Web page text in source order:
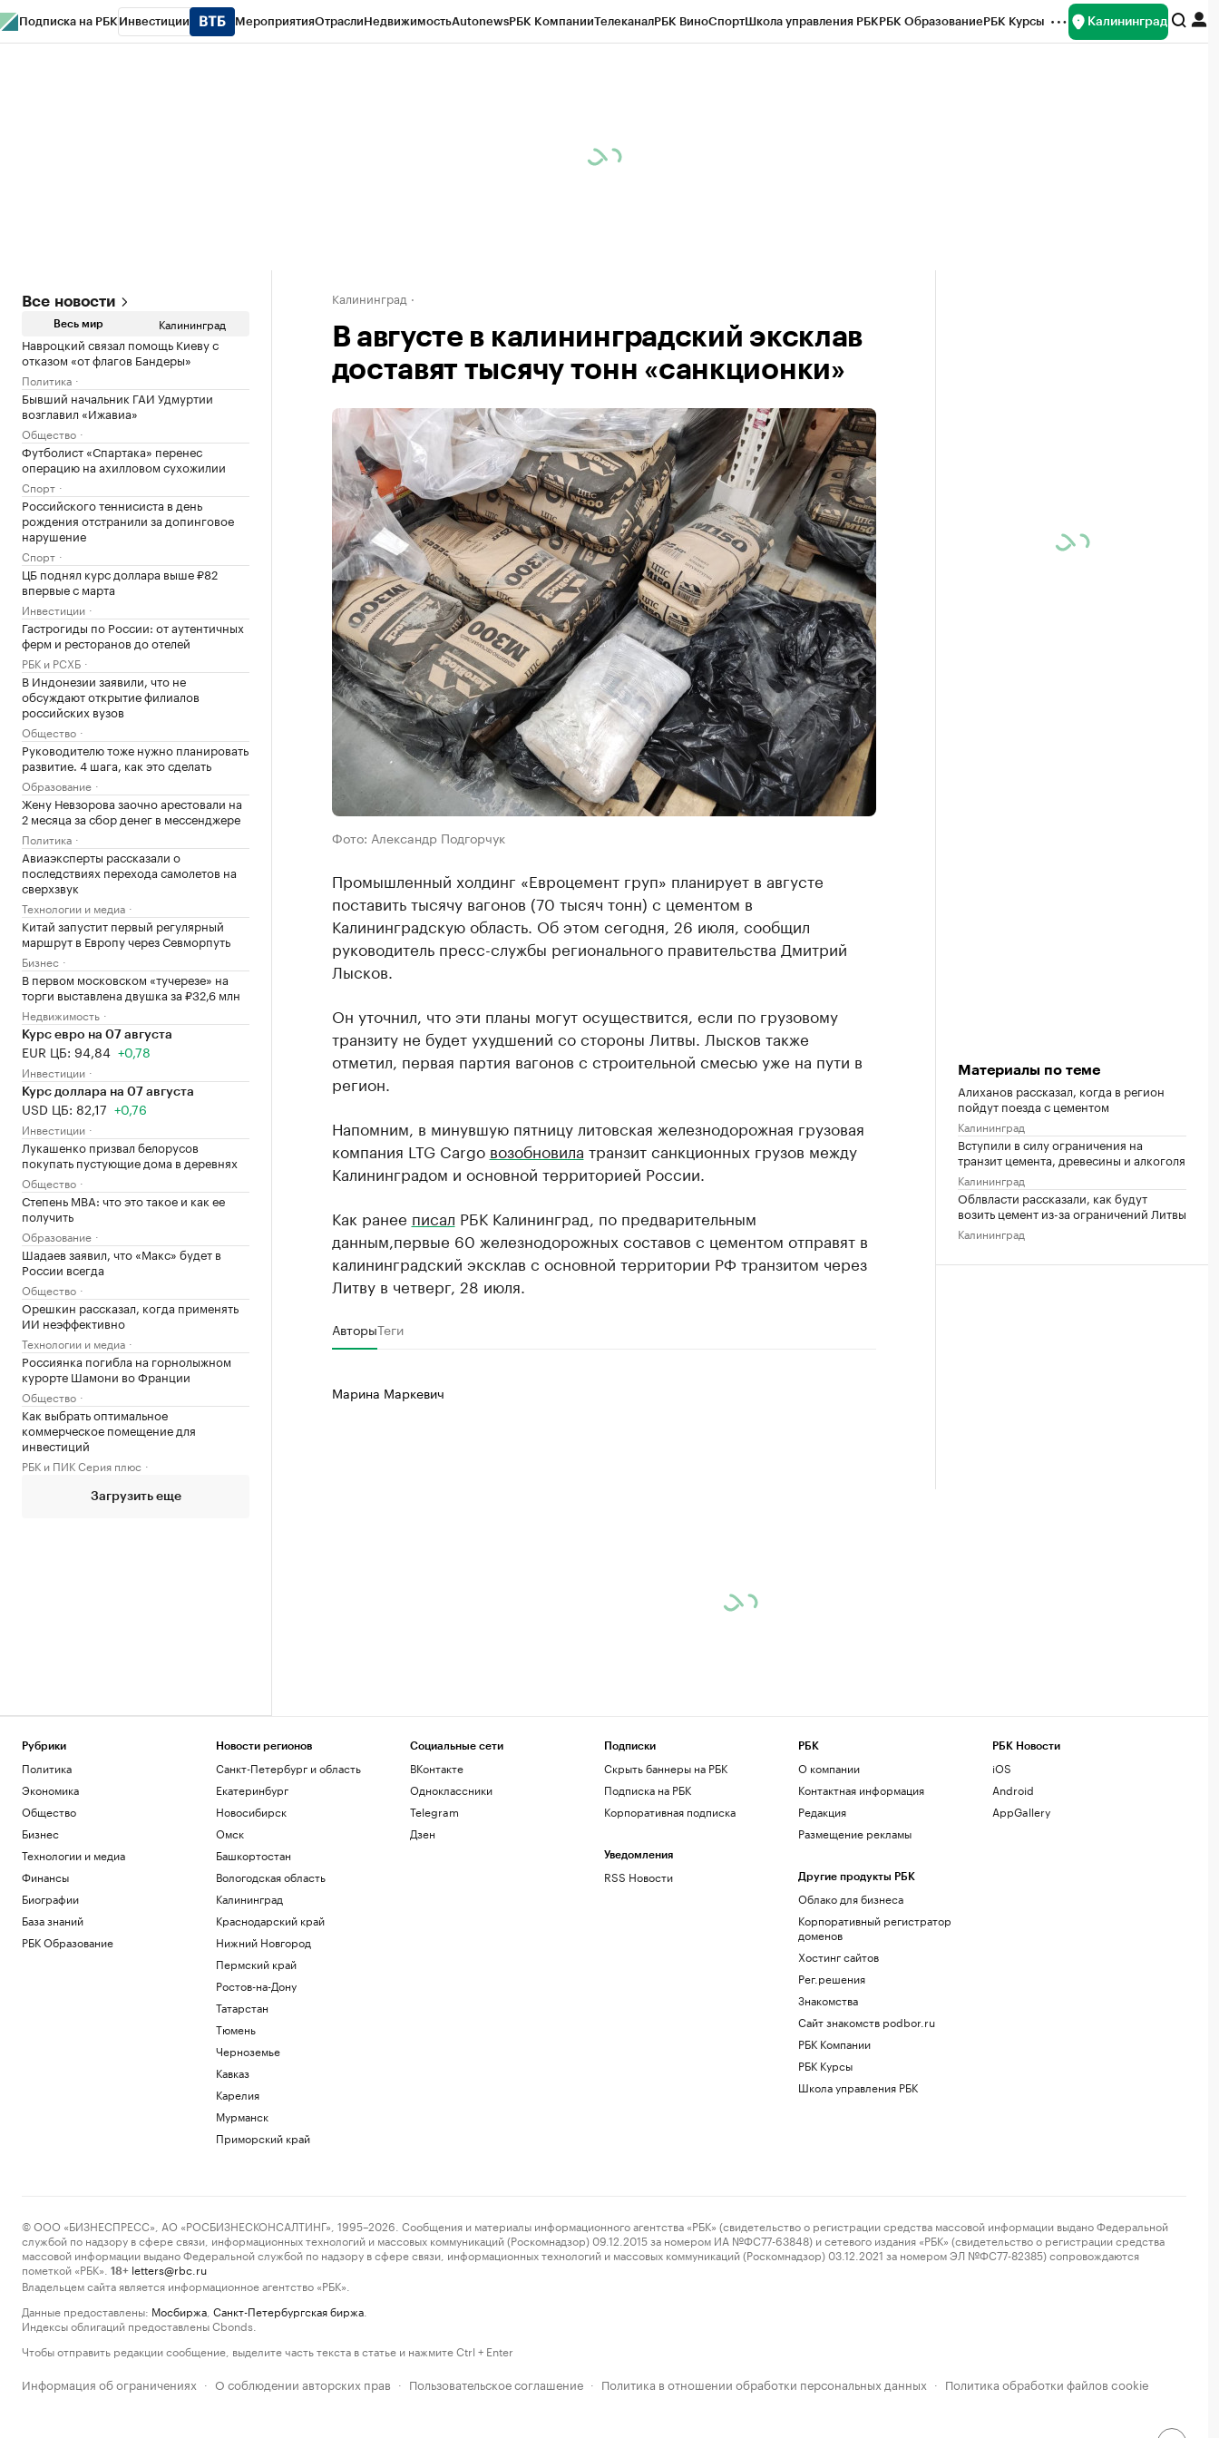
Подписка на РБК Инвестиции МероприятияОтраслиНедвижимостьAutonewsРБК КомпанииТелеканалРБК ВиноСпортШкола управления РБКРБК ОбразованиеРБК Курсы Калининград
Все новости
Весь мир Калининград
Навроцкий связал помощь Киеву с
отказом «от флагов Бандеры»
Политика
Бывший начальник ГАИ Удмуртии
возглавил «Ижавиа»
Общество
Футболист «Спартака» перенес
операцию на ахилловом сухожилии
Спорт
Российского теннисиста в день
рождения отстранили за допинговое
нарушение
Спорт
ЦБ поднял курс доллара выше ₽82
впервые с марта
Инвестиции
Гастрогиды по России: от аутентичных
ферм и ресторанов до отелей
РБК и РСХБ
В Индонезии заявили, что не
обсуждают открытие филиалов
российских вузов
Общество
Руководителю тоже нужно планировать
развитие. 4 шага, как это сделать
Образование
Жену Невзорова заочно арестовали на
2 месяца за сбор денег в мессенджере
Политика
Авиаэксперты рассказали о
последствиях перехода самолетов на
сверхзвук
Технологии и медиа
Китай запустит первый регулярный
маршрут в Европу через Севморпуть
Бизнес
В первом московском «тучерезе» на
торги выставлена двушка за ₽32,6 млн
Недвижимость
Курс евро на 07 августа
EUR ЦБ: 94,84 +0,78
Инвестиции
Курс доллара на 07 августа
USD ЦБ: 82,17 +0,76
Инвестиции
Лукашенко призвал белорусов
покупать пустующие дома в деревнях
Общество
Степень MBA: что это такое и как ее
получить
Образование
Шадаев заявил, что «Макс» будет в
России всегда
Общество
Орешкин рассказал, когда применять
ИИ неэффективно
Технологии и медиа
Россиянка погибла на горнолыжном
курорте Шамони во Франции
Общество
Как выбрать оптимальное
коммерческое помещение для
инвестиций
РБК и ПИК Серия плюс
Загрузить еще
Калининград
В августе в калининградский эксклав
доставят тысячу тонн «санкционки»
Фото: Александр Подгорчук
Промышленный холдинг «Евроцемент груп» планирует в августе
поставить тысячу вагонов (70 тысяч тонн) с цементом в
Калининградскую область. Об этом сегодня, 26 июля, сообщил
руководитель пресс-службы регионального правительства Дмитрий
Лысков.
Он уточнил, что эти планы могут осуществится, если по грузовому
транзиту не будет ухудшений со стороны Литвы. Лысков также
отметил, первая партия вагонов с строительной смесью уже на пути в
регион.
Напомним, в минувшую пятницу литовская железнодорожная грузовая
компания LTG Cargo возобновила транзит санкционных грузов между
Калининградом и основной территорией России.
Как ранее писал РБК Калининград, по предварительным
данным,первые 60 железнодорожных составов с цементом отправят в
калининградский эксклав с основной территории РФ транзитом через
Литву в четверг, 28 июля.
АвторыТеги
Марина Маркевич
Материалы по теме
Алиханов рассказал, когда в регион
пойдут поезда с цементом
Калининград
Вступили в силу ограничения на
транзит цемента, древесины и алкоголя
Калининград
Облвласти рассказали, как будут
возить цемент из-за ограничений Литвы
Калининград
Рубрики
Политика
Экономика
Общество
Бизнес
Технологии и медиа
Финансы
Биографии
База знаний
РБК Образование
Новости регионов
Санкт-Петербург и область
Екатеринбург
Новосибирск
Омск
Башкортостан
Вологодская область
Калининград
Краснодарский край
Нижний Новгород
Пермский край
Ростов-на-Дону
Татарстан
Тюмень
Черноземье
Кавказ
Карелия
Мурманск
Приморский край
Социальные сети
ВКонтакте
Одноклассники
Telegram
Дзен
Подписки
Скрыть баннеры на РБК
Подписка на РБК
Корпоративная подписка
Уведомления
RSS Новости
РБК
О компании
Контактная информация
Редакция
Размещение рекламы
Другие продукты РБК
Облако для бизнеса
Корпоративный регистратор
доменов
Хостинг сайтов
Рег.решения
Знакомства
Сайт знакомств podbor.ru
РБК Компании
РБК Курсы
Школа управления РБК
РБК Новости
iOS
Android
AppGallery
© ООО «БИЗНЕСПРЕСС», АО «РОСБИЗНЕСКОНСАЛТИНГ», 1995–2026. Сообщения и материалы информационного агентства «РБК» (свидетельство о регистрации средства массовой информации выдано Федеральной
службой по надзору в сфере связи, информационных технологий и массовых коммуникаций (Роскомнадзор) 09.12.2015 за номером ИА №ФС77-63848) и сетевого издания «РБК» (свидетельство о регистрации средства
массовой информации выдано Федеральной службой по надзору в сфере связи, информационных технологий и массовых коммуникаций (Роскомнадзор) 03.12.2021 за номером ЭЛ №ФС77-82385) сопровождаются
пометкой «РБК».
18+ letters@rbc.ru
Владельцем сайта является информационное агентство «РБК».
Данные предоставлены: Мосбиржа Санкт-Петербургская биржа
Индексы облигаций предоставлены Cbonds.
Чтобы отправить редакции сообщение, выделите часть текста в статье и нажмите Ctrl + Enter
Информация об ограничениях · О соблюдении авторских прав · Пользовательское соглашение · Политика в отношении обработки персональных данных · Политика обработки файлов cookie